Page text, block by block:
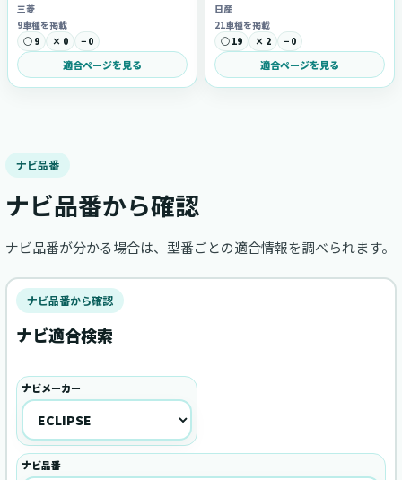
三菱
9車種を掲載
○ 9
× 0 − 0
適合ページを見る
日産
21車種を掲載
○ 19
× 2 − 0
適合ページを見る
ナビ品番
ナビ品番から確認
ナビ品番が分かる場合は、型番ごとの適合情報を調べられます。
ナビ品番から確認
ナビ適合検索
ナビメーカー
ナビ品番